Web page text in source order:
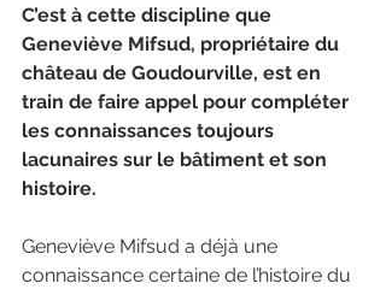
C’est à cette discipline que
Geneviève Mifsud, propriétaire du
château de Goudourville, est en
train de faire appel pour compléter
les connaissances toujours
lacunaires sur le bâtiment et son
histoire.
Geneviève Mifsud a déjà une
connaissance certaine de l’histoire du